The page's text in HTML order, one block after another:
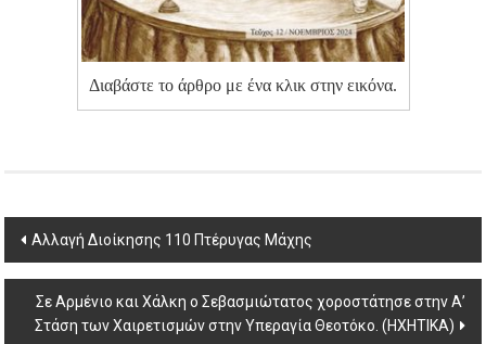
Διαβάστε το άρθρο με ένα κλικ στην εικόνα.
Post
navigation
Αλλαγή Διοίκησης 110 Πτέρυγας Μάχης
Σε Αρμένιο και Χάλκη ο Σεβασμιώτατος χοροστάτησε στην Α’
Στάση των Χαιρετισμών στην Υπεραγία Θεοτόκο. (ΗΧΗΤΙΚΑ)